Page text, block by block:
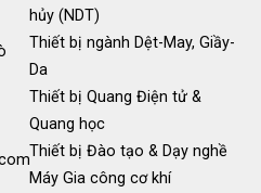
hủy (NDT)
Thiết bị ngành Dệt-May, Giầy-
Da
Thiết bị Quang Điện tử &
Quang học
Thiết bị Đào tạo & Dạy nghề
Máy Gia công cơ khí